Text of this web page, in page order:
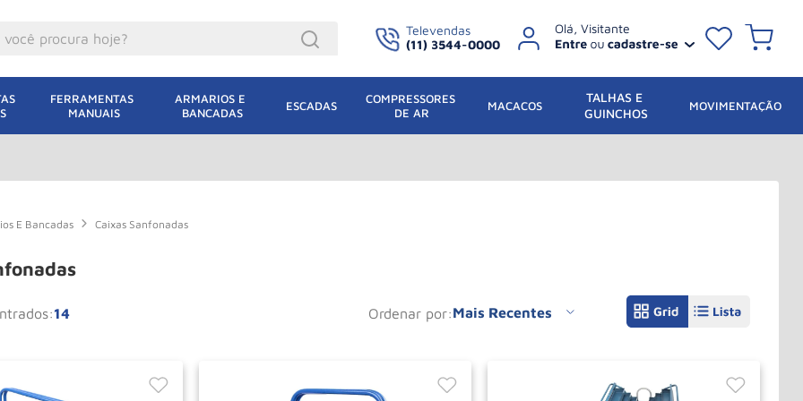
Televendas
(11) 3544-0000
FERRAMENTAS
MANUAIS
ARMARIOS E
BANCADAS
ESCADAS
COMPRESSORES
DE AR
MACACOS
TALHAS E
GUINCHOS
MOVIMENTAÇÃO
E Bancadas Caixas Sanfonadas
14 ordenar por Mais Recentes
Jacare